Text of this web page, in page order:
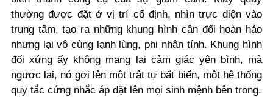
thường được đặt ở vị trí cố định, nhìn trực diện vào
trung tâm, tạo ra những khung hình cân đối hoàn hảo
nhưng lại vô cùng lạnh lùng, phi nhân tính. Khung hình
đối xứng ấy không mang lại cảm giác yên bình, mà
ngược lại, nó gợi lên một trật tự bất biến, một hệ thống
quy tắc cứng nhắc áp đặt lên mọi sinh mệnh bên trong.